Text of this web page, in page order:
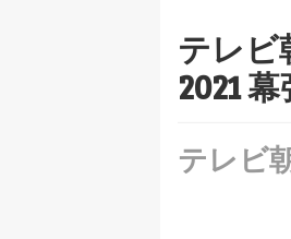
テレビ
2021
テレビ